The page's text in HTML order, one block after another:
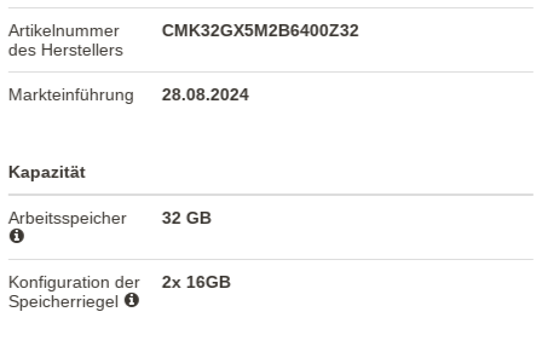
Artikelnummer
des Herstellers
CMK32GX5M2B6400Z32
Markteinführung 28.08.2024
Kapazität
Arbeitsspeicher 32 GB
Konfiguration der
Speicherriegel
2x 16GB